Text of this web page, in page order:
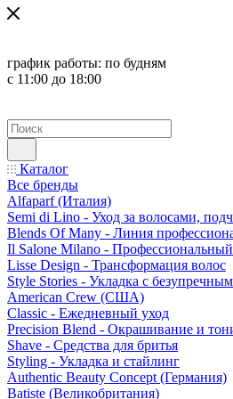
график работы: по будням
с 11:00 до 18:00
Каталог
Все бренды
Alfaparf (Италия)
Semi di Lino - Уход за волосами,
Blends Of Many - Линия
Il Salone Milano - Профессиональный
Lisse Design - Трансформация волос
Style Stories - Укладка с безупречным
American Crew (США)
Classic - Ежедневный уход
Precision Blend - Окрашивание и
Shave - Средства для бритья
Styling - Укладка и стайлинг
Authentic Beauty Concept (Германия)
Batiste (Великобритания)